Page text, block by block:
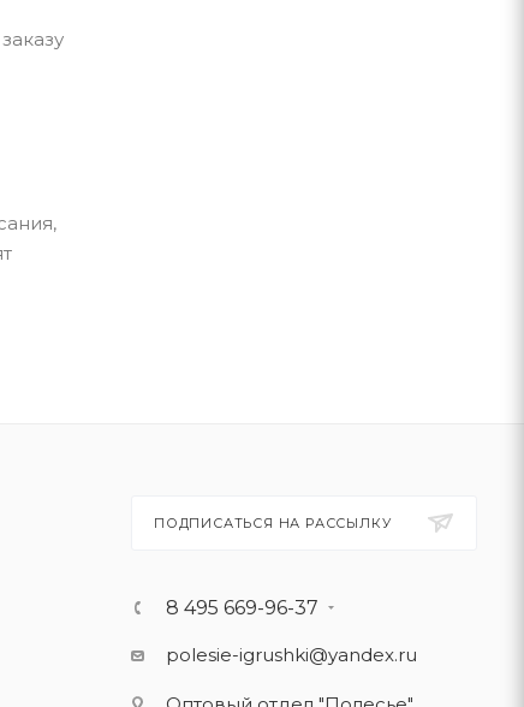
ПОДПИСАТЬСЯ НА РАССЫЛКУ
8 495 669-96-37
polesie-igrushki@yandex.ru